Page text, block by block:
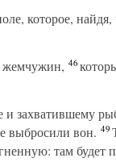
которое, найдя,
жемчужин, 46
захватившему
выбросили вон. 49
там будет